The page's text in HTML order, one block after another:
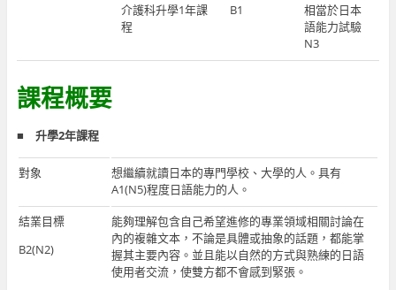
介護科升學1年課
程
B1
相當於日本
語能力試驗
N3
課程概要
■ 升學2年課程
對象
想繼續就讀日本的專門學校、大學的人。具有
A1(N5)程度日語能力的人。
結業目標
B2(N2)
能夠理解包含自己希望進修的專業領域相關討論在
內的複雜文本，不論是具體或抽象的話題，都能掌
握其主要內容。並且能以自然的方式與熟練的日語
使用者交流，使雙方都不會感到緊張。